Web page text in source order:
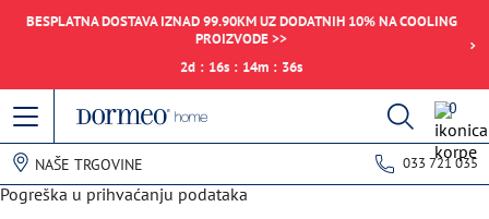
BESPLATNA DOSTAVA IZNAD 99.90KM UZ DODATNIH 10% NA COOLING
PROIZVODE >>
2d : 16s : 14m : 36s
0
NAŠE TRGOVINE 033 721 035
Pogreška u prihvaćanju podataka